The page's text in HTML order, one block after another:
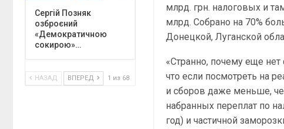
млрд. грн. налоговых и
млрд. Собрано на 70%
Донецкой, Луганской
«Странно, почему еще
что если посмотреть на
и сборов даже меньше,
набранных переплат по
год) и частичной
Сергій Позняк
озброєний
«Демократичною
сокирою»…
НАЗАД ВПЕРЕД 1 из 68